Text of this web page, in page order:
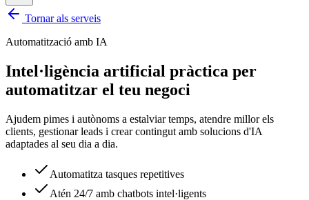
Tornar als serveis
Automatització amb IA
Intel·ligència artificial pràctica per
automatitzar el teu negoci
Ajudem pimes i autònoms a estalviar temps, atendre millor els
clients, gestionar leads i crear contingut amb solucions d'IA
adaptades al seu dia a dia.
Automatitza tasques repetitives
Atén 24/7 amb chatbots intel·ligents